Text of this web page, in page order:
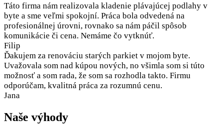
Táto firma nám realizovala kladenie plávajúcej podlahy v
byte a sme veľmi spokojní. Práca bola odvedená na
profesionálnej úrovni, rovnako sa nám páčil spôsob
komunikácie či cena. Nemáme čo vytknúť.
Filip
Ďakujem za renováciu starých parkiet v mojom byte.
Uvažovala som nad kúpou nových, no všimla som si túto
možnosť a som rada, že som sa rozhodla takto. Firmu
odporúčam, kvalitná práca za rozumnú cenu.
Jana
Naše výhody